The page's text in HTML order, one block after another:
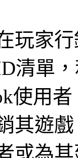
玩家
清單
使用
其遊
或為